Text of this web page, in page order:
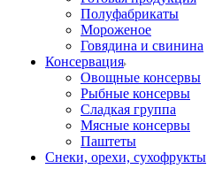
Полуфабрикаты
Мороженое
Говядина и свинина
Консервация
Овощные консервы
Рыбные консервы
Сладкая группа
Мясные консервы
Паштеты
Снеки, орехи, сухофрукты